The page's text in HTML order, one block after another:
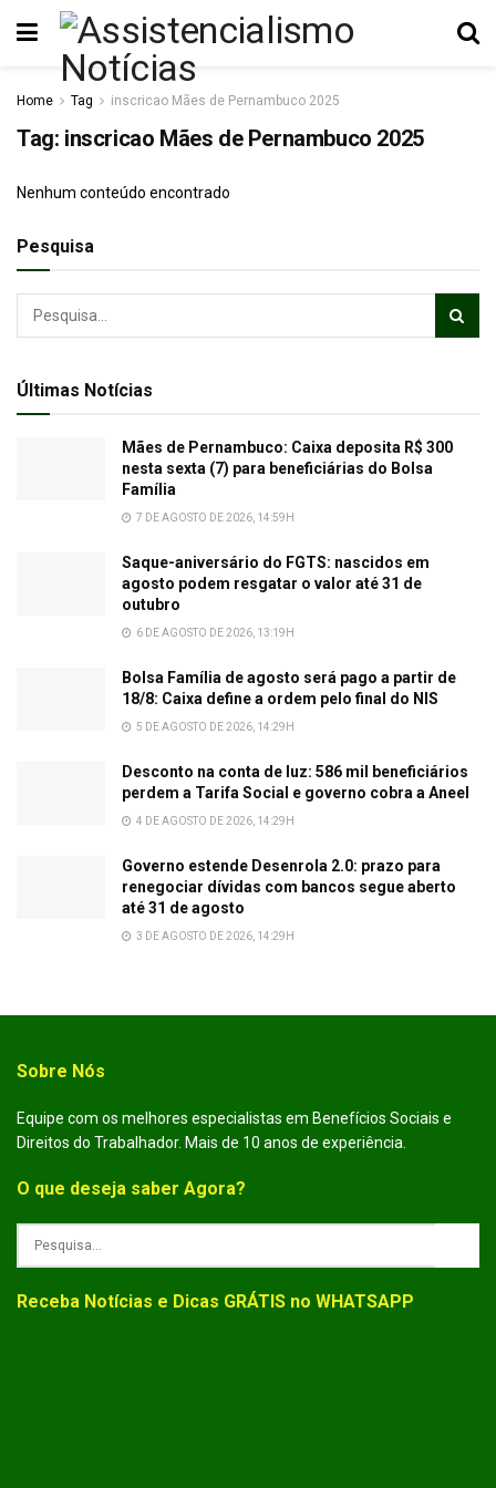
Home Tag inscricao Mães de Pernambuco 2025
Tag: inscricao Mães de Pernambuco 2025
Nenhum conteúdo encontrado
Pesquisa
Últimas Notícias
Mães de Pernambuco: Caixa deposita R$ 300
nesta sexta (7) para beneficiárias do Bolsa
Família
7 DE AGOSTO DE 2026, 14:59H
Saque-aniversário do FGTS: nascidos em
agosto podem resgatar o valor até 31 de
outubro
6 DE AGOSTO DE 2026, 13:19H
Bolsa Família de agosto será pago a partir de
18/8: Caixa define a ordem pelo final do NIS
5 DE AGOSTO DE 2026, 14:29H
Desconto na conta de luz: 586 mil beneficiários
perdem a Tarifa Social e governo cobra a Aneel
4 DE AGOSTO DE 2026, 14:29H
Governo estende Desenrola 2.0: prazo para
renegociar dívidas com bancos segue aberto
até 31 de agosto
3 DE AGOSTO DE 2026, 14:29H
Sobre Nós
Equipe com os melhores especialistas em Benefícios Sociais e
Direitos do Trabalhador. Mais de 10 anos de experiência.
O que deseja saber Agora?
Receba Notícias e Dicas GRÁTIS no WHATSAPP